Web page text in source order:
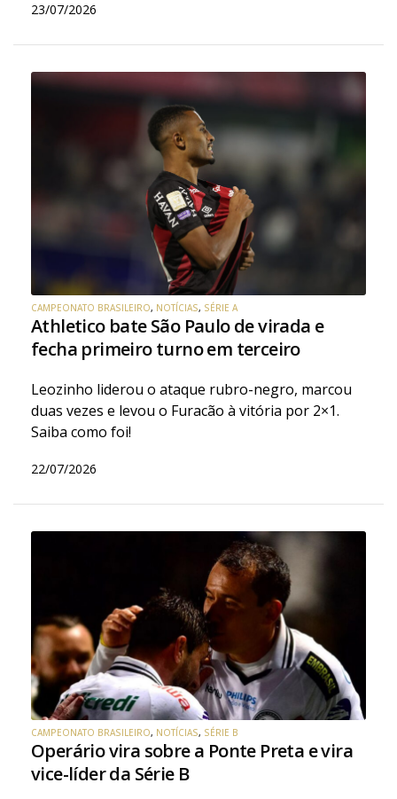
23/07/2026
CAMPEONATO BRASILEIRO, NOTÍCIAS, SÉRIE A
Athletico bate São Paulo de virada e
fecha primeiro turno em terceiro
Leozinho liderou o ataque rubro-negro, marcou
duas vezes e levou o Furacão à vitória por 2×1.
Saiba como foi!
22/07/2026
CAMPEONATO BRASILEIRO, NOTÍCIAS, SÉRIE B
Operário vira sobre a Ponte Preta e vira
vice-líder da Série B